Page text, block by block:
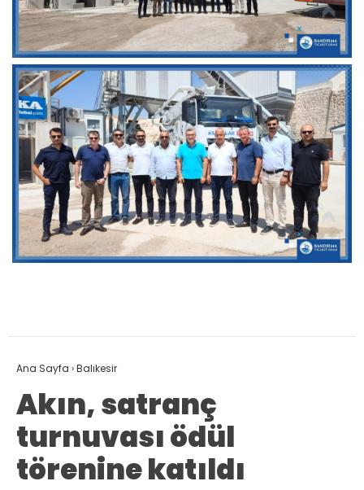
Ana Sayfa ›Balıkesir
Akın, satranç
turnuvası ödül
törenine katıldı